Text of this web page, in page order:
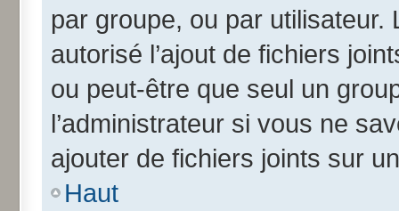
par groupe, ou par utilisateur.
autorisé l’ajout de fichiers
ou peut-être que seul un
l’administrateur si vous ne
ajouter de fichiers joints sur
Haut